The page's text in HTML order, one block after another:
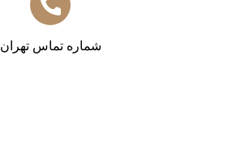
شماره تماس تهران